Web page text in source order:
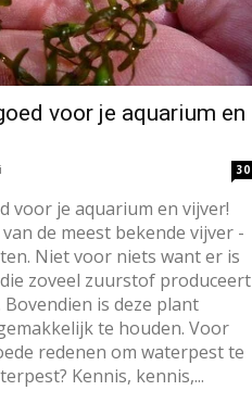
voor je aquarium en
30
voor je aquarium en vijver!
de meest bekende vijver -
Niet voor niets want er is
zoveel zuurstof produceert
is deze plant
te houden. Voor
redenen om waterpest te
Kennis, kennis,...